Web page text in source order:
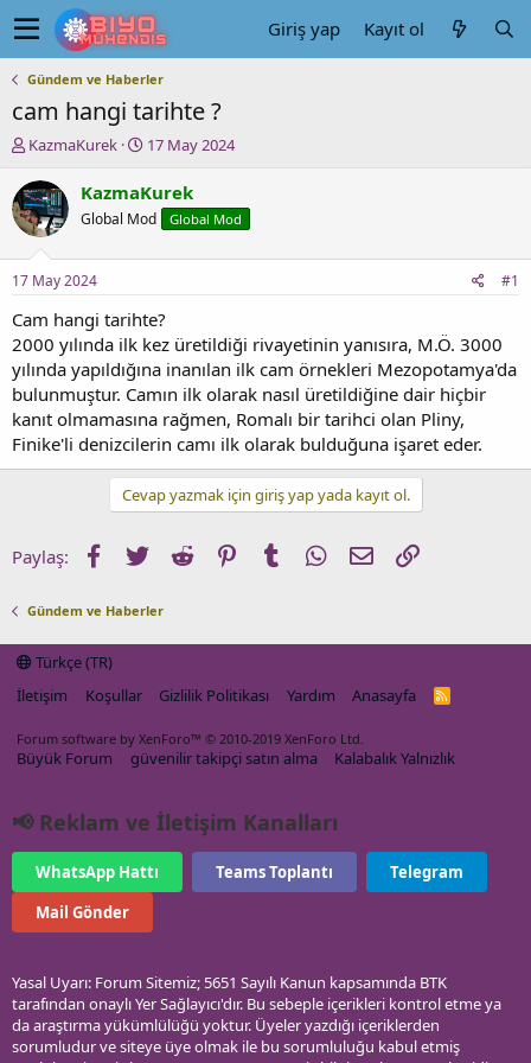
Giriş yap Kayıt ol
Gündem ve Haberler
cam hangi tarihte ?
K
n
u
y
b
a
ş
l
a
t
a
n
KazmaKurek
B
ş
a
ç
a
r
i
h
i
17 May 2024
KazmaKurek
Global Mod Global Mod
17 May 2024 #1
Cam hangi tarihte?
2000 yılında ilk kez üretildiği rivayetinin yanısıra, M.Ö. 3000
yılında yapıldığına inanılan ilk cam örnekleri Mezopotamya'da
bulunmuştur. Camın ilk olarak nasıl üretildiğine dair hiçbir
kanıt olmamasına rağmen, Romalı bir tarihci olan Pliny,
Finike'li denizcilerin camı ilk olarak bulduğuna işaret eder.
Cevap yazmak için giriş yap yada kayıt ol.
Paylaş: Facebook
TwitterReddit PinterestTumblrWhatsApp
E-postaLink
Gündem ve Haberler
Türkçe (TR)
İletişim
Koşullar Gizlilik Politikası Yardım Anasayfa
R
Forum software by XenForo™ © 2010-2019 XenForo Ltd.
Büyük Forum güvenilir takipçi satın alma Kalabalık Yalnızlık
📢 Reklam ve İletişim Kanalları
WhatsApp Hattı Teams Toplantı
Telegram
Mail Gönder
Yasal Uyarı: Forum Sitemiz; 5651 Sayılı Kanun kapsamında BTK
tarafından onaylı Yer Sağlayıcı'dır. Bu sebeple içerikleri kontrol etme ya
da araştırma yükümlülüğü yoktur. Üyeler yazdığı içeriklerden
sorumludur ve siteye üye olmak ile bu sorumluluğu kabul etmiş